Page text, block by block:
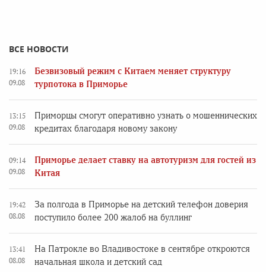
ВСЕ НОВОСТИ
19:16
09.08
Безвизовый режим с Китаем меняет структуру
турпотока в Приморье
13:15
09.08
Приморцы смогут оперативно узнать о мошеннических
кредитах благодаря новому закону
09:14
09.08
Приморье делает ставку на автотуризм для гостей из
Китая
19:42
08.08
За полгода в Приморье на детский телефон доверия
поступило более 200 жалоб на буллинг
13:41
08.08
На Патрокле во Владивостоке в сентябре откроются
начальная школа и детский сад